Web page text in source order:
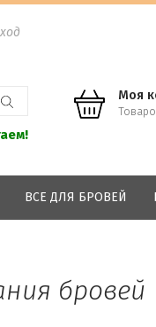
Моя
ВСЕ ДЛЯ БРОВЕЙ
бровей